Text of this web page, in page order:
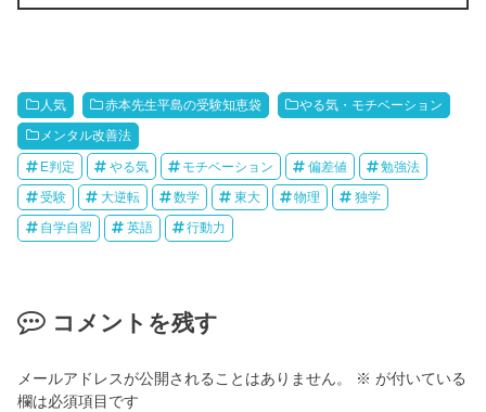
人気 赤本先生平島の受験知恵袋 やる気・モチベーション
メンタル改善法
E判定 やる気 モチベーション 偏差値 勉強法
受験 大逆転 数学 東大 物理 独学
自学自習 英語 行動力
コメントを残す
メールアドレスが公開されることはありません。 ※ が付いている
欄は必須項目です